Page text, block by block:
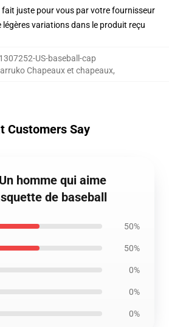
juste pour vous par votre fournisseur
légères variations dans le produit reçu
US-baseball-cap
Chapeaux et chapeaux,
Customers Say
homme qui aime
de baseball
50%
50%
0%
0%
0%